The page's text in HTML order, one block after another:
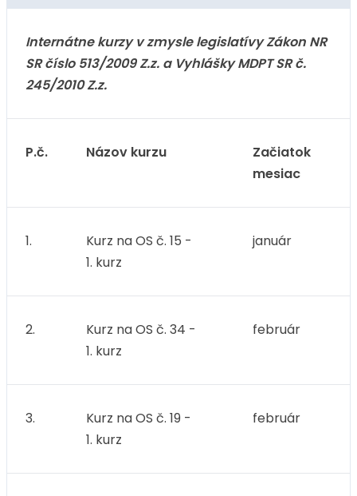
Internátne kurzy v zmysle legislatívy Zákon NR
SR číslo 513/2009 Z.z. a Vyhlášky MDPT SR č.
245/2010 Z.z.
P.č. Názov kurzu
Začiatok
mesiac
1.
Kurz na OS č. 15 -
1. kurz
január
2.
Kurz na OS č. 34 -
1. kurz
február
3.
Kurz na OS č. 19 -
1. kurz
február